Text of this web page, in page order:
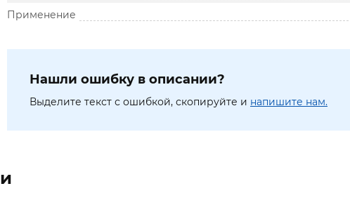
Применение
Нашли ошибку в описании?
Выделите текст с ошибкой, скопируйте и напишите нам.